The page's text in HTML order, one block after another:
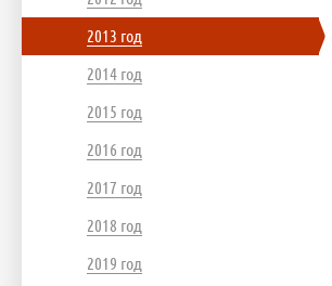
2013 год
2014 год
2015 год
2016 год
2017 год
2018 год
2019 год